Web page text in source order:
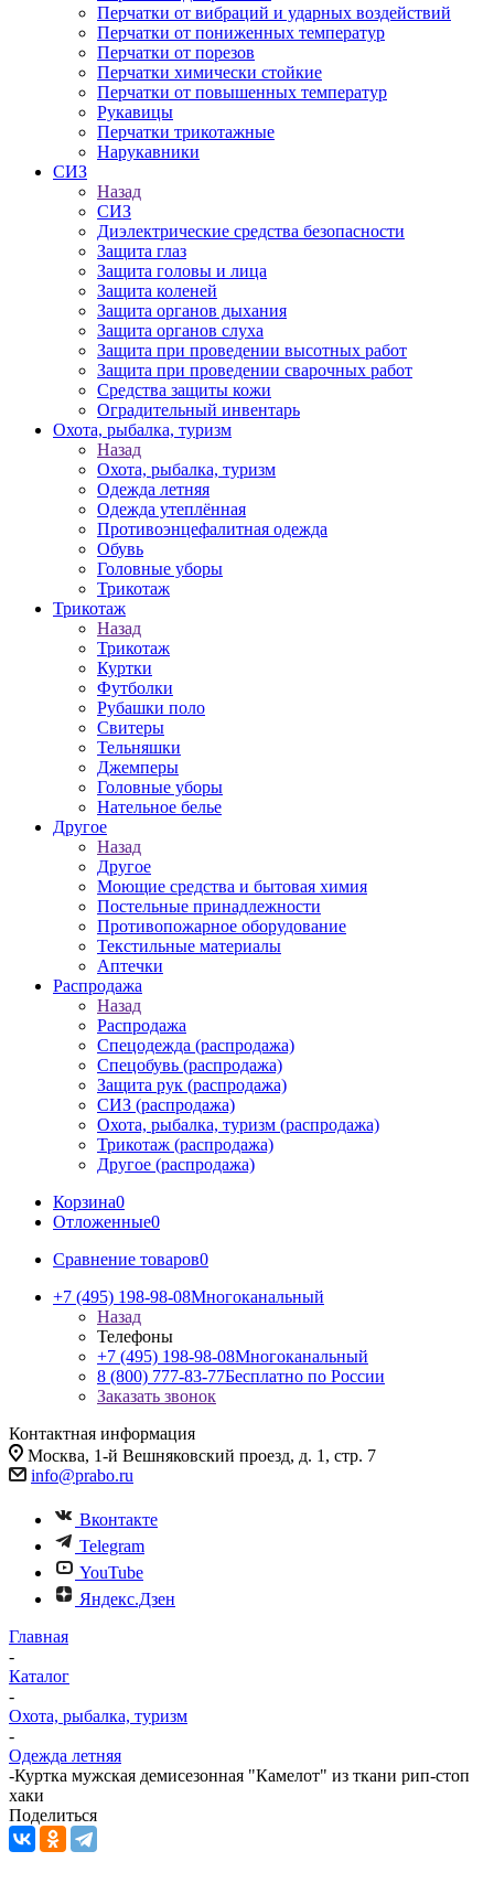
Перчатки от вибраций и ударных воздействий
Перчатки от пониженных температур
Перчатки от порезов
Перчатки химически стойкие
Перчатки от повышенных температур
Рукавицы
Перчатки трикотажные
Нарукавники
СИЗ
Назад
СИЗ
Диэлектрические средства безопасности
Защита глаз
Защита головы и лица
Защита коленей
Защита органов дыхания
Защита органов слуха
Защита при проведении высотных работ
Защита при проведении сварочных работ
Средства защиты кожи
Оградительный инвентарь
Охота, рыбалка, туризм
Назад
Охота, рыбалка, туризм
Одежда летняя
Одежда утеплённая
Противоэнцефалитная одежда
Обувь
Головные уборы
Трикотаж
Трикотаж
Назад
Трикотаж
Куртки
Футболки
Рубашки поло
Свитеры
Тельняшки
Джемперы
Головные уборы
Нательное белье
Другое
Назад
Другое
Моющие средства и бытовая химия
Постельные принадлежности
Противопожарное оборудование
Текстильные материалы
Аптечки
Распродажа
Назад
Распродажа
Спецодежда (распродажа)
Спецобувь (распродажа)
Защита рук (распродажа)
СИЗ (распродажа)
Охота, рыбалка, туризм (распродажа)
Трикотаж (распродажа)
Другое (распродажа)
Корзина0
Отложенные0
Сравнение товаров0
+7 (495) 198-98-08Многоканальный
Назад
Телефоны
+7 (495) 198-98-08Многоканальный
8 (800) 777-83-77Бесплатно по России
Заказать звонок
Контактная информация
Москва, 1-й Вешняковский проезд, д. 1, стр. 7
info@prabo.ru
Вконтакте
Telegram
YouTube
Яндекс.Дзен
Главная
-
Каталог
-
Охота, рыбалка, туризм
-
Одежда летняя
-Куртка мужская демисезонная "Камелот" из ткани рип-стоп
хаки
Поделиться